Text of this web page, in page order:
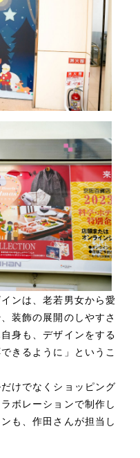
ンは、老若男女から愛
装飾の展開のしやすさ
身も、デザインをする
きるように」というこ
けでなくショッピング
ボレーションで制作し
も、作田さんが担当し